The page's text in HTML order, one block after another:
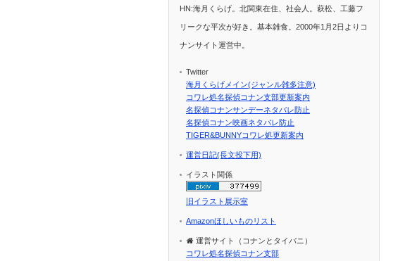
HN:海月くらげ。北関東在住、社会人。萩松、工藤フ
リークな平次が好き。基本雑食。2000年1月2日よりコ
ナンサイト運営中。
Twitter
海月くらげメイン(ジャンル雑多注意)
コワレ処名探偵コナン支部更新案内
名探偵コナンサンデーネタバレ防止
名探偵コナン映画ネタバレ防止
TIGER&BUNNYコワレ処更新案内
運営日記(長文投下用)
イラスト関係
旧イラスト展示室
Amazonほしいものリスト
運営サイト（コナンとタイバニ）
コワレ処名探偵コナン支部